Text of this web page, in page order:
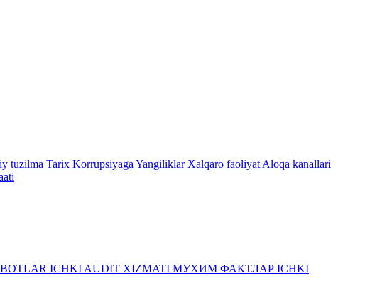
tuzilma Tarix Korrupsiyaga Yangiliklar Xalqaro faoliyat Aloqa kanallari
ICHKI AUDIT XIZMATI МУХИМ ФАКТЛАР ICHKI